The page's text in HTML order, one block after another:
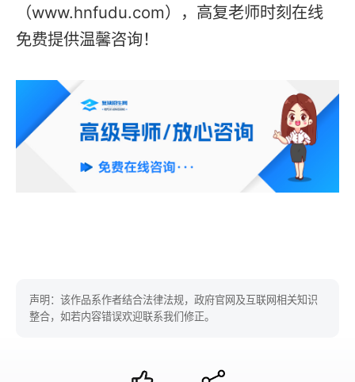
（www.hnfudu.com），高复老师时刻在线
免费提供温馨咨询！
声明：该作品系作者结合法律法规，政府官网及互联网相关知识
整合，如若内容错误欢迎联系我们修正。